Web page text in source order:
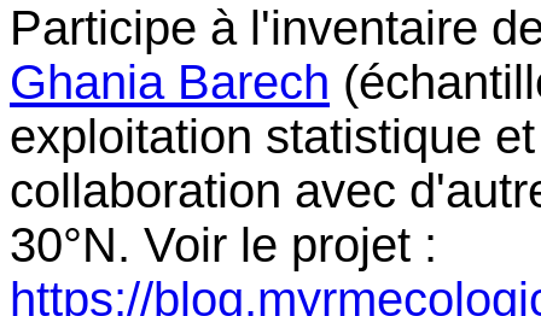
Participe à l'inventaire
Ghania Barech
exploitation statistique
collaboration avec
30°N. Voir le projet :
https://